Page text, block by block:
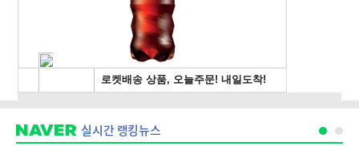
실시간 랭킹뉴스